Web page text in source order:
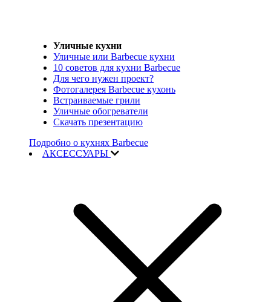
Уличные кухни
Уличные или Barbecue кухни
10 советов для кухни Barbecue
Для чего нужен проект?
Фотогалерея Barbecue кухонь
Встраиваемые грили
Уличные обогреватели
Скачать презентацию
Подробно о кухнях Barbecue
АКСЕССУАРЫ